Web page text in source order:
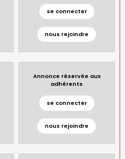
se connecter
nous rejoindre
Annonce réservée aux
adhérents
se connecter
nous rejoindre